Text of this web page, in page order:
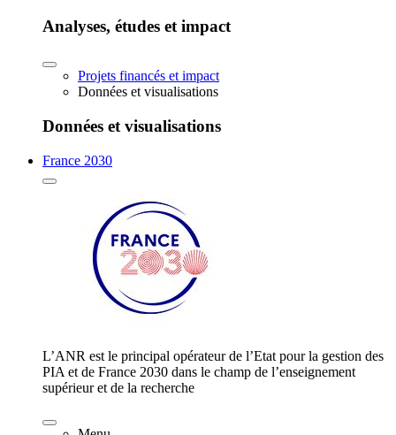
Analyses, études et impact
Projets financés et impact
Données et visualisations
Données et visualisations
France 2030
L’ANR est le principal opérateur de l’Etat pour la gestion des
PIA et de France 2030 dans le champ de l’enseignement
supérieur et de la recherche